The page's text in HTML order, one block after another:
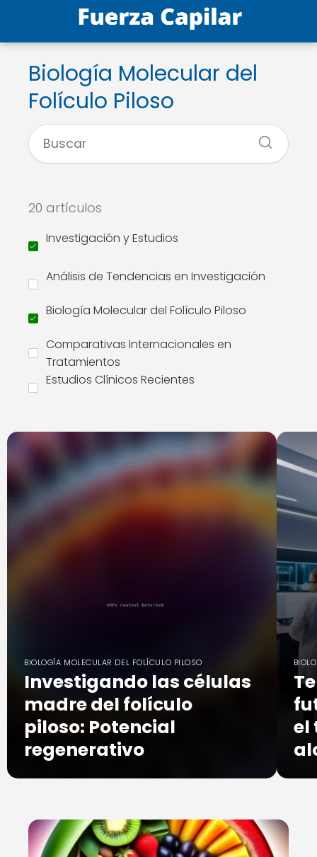
Biología Molecular del
Folículo Piloso
20 artículos
Investigación y Estudios
Análisis de Tendencias en Investigación
Biología Molecular del Folículo Piloso
Comparativas Internacionales en
Tratamientos
Estudios Clínicos Recientes
BIOLOGÍA MOLECULAR DEL FOLÍCULO PILOSO
Investigando las células
madre del folículo
piloso: Potencial
regenerativo
el